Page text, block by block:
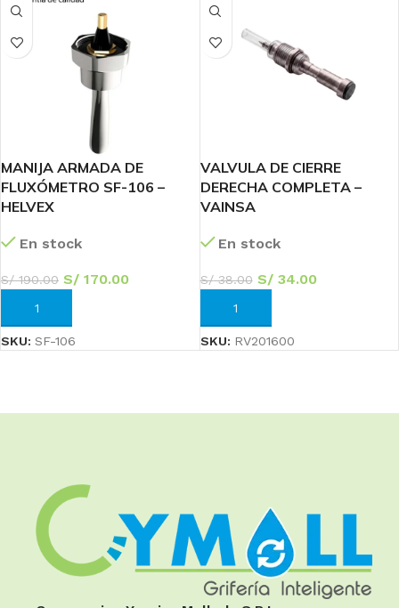
MANIJA ARMADA DE
FLUXÓMETRO SF-106 –
HELVEX
En stock
S/190.00 S/ 170.00
AÑADIR AL CARRITO
SKU: SF-106
VALVULA DE CIERRE
DERECHA COMPLETA –
VAINSA
En stock
S/38.00 S/34.00
AÑADIR AL CARRITO
SKU: RV201600